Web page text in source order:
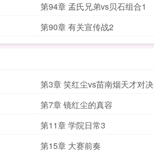
第94章 孟氏兄弟vs贝石组合1
第90章 有关宣传战2
第3章 笑红尘vs苗南烟天才对决
第7章 镜红尘的真容
第11章 学院日常3
第15章 大赛前奏